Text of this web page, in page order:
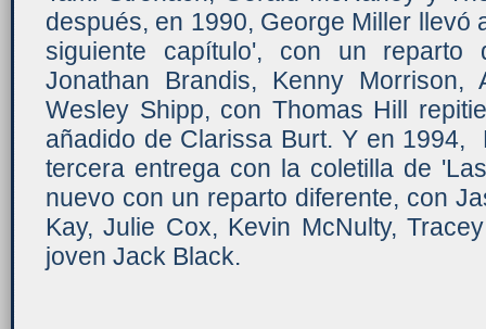
después, en 1990, George Miller llevó
siguiente capítulo', con un reparto
Jonathan Brandis, Kenny Morrison,
Wesley Shipp, con Thomas Hill
añadido de Clarissa Burt. Y en 1994,
tercera entrega con la coletilla de
nuevo con un reparto diferente, con
Kay, Julie Cox, Kevin McNulty,
joven Jack Black.